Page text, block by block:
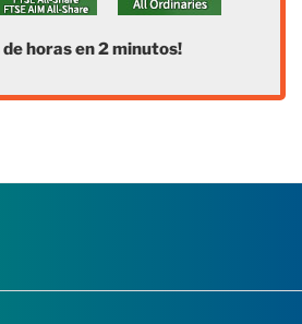
horas en 2 minutos!